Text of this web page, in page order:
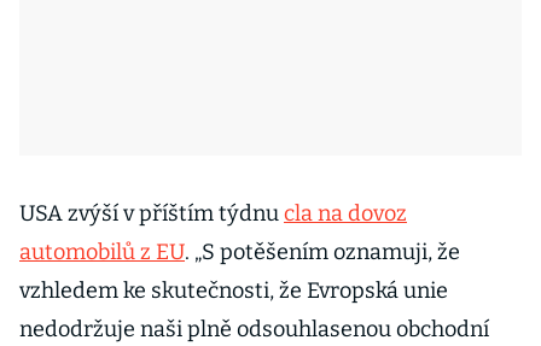
USA zvýší v příštím týdnucla na dovoz
automobilů z EU. „S potěšením oznamuji, že
vzhledem ke skutečnosti, že Evropská unie
nedodržuje naši plně odsouhlasenou obchodní